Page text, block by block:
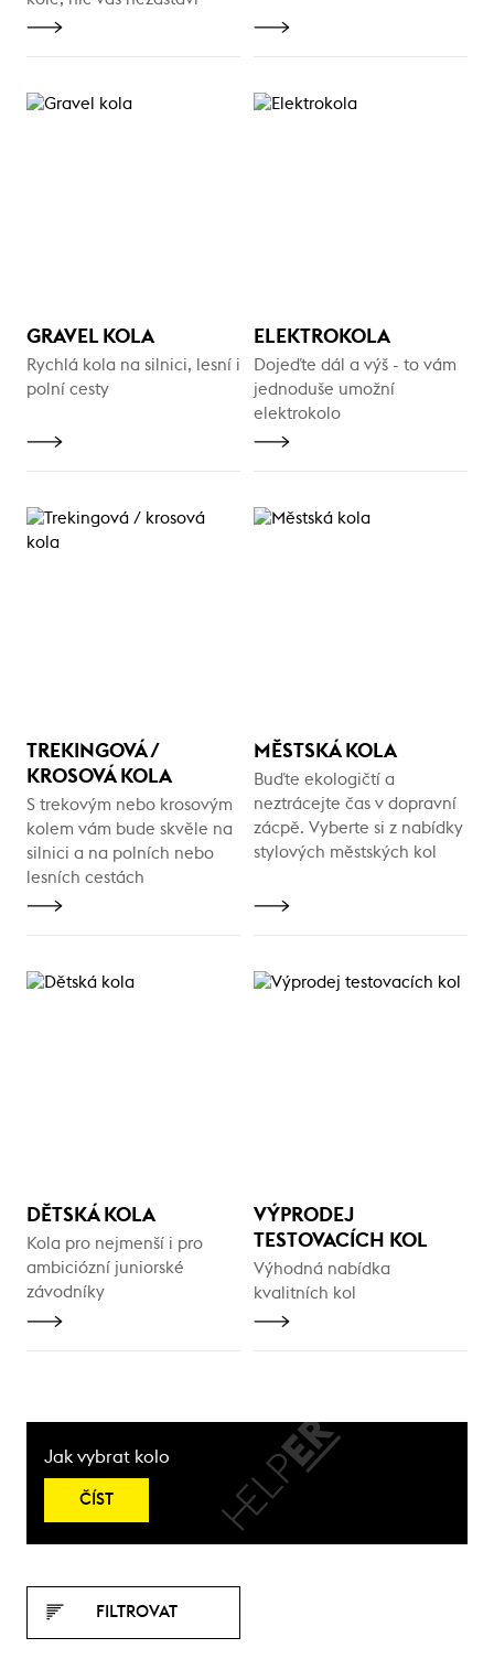
GRAVEL KOLA
Rychlá kola na silnici, lesní i
polní cesty
ELEKTROKOLA
Dojeďte dál a výš - to vám
jednoduše umožní
elektrokolo
TREKINGOVÁ /
KROSOVÁ KOLA
S trekovým nebo krosovým
kolem vám bude skvěle na
silnici a na polních nebo
lesních cestách
MĚSTSKÁ KOLA
Buďte ekologičtí a
neztrácejte čas v dopravní
zácpě. Vyberte si z nabídky
stylových městských kol
DĚTSKÁ KOLA
Kola pro nejmenší i pro
ambiciózní juniorské
závodníky
VÝPRODEJ
TESTOVACÍCH KOL
Výhodná nabídka
kvalitních kol
Jak vybrat kolo
ČÍST
FILTROVAT